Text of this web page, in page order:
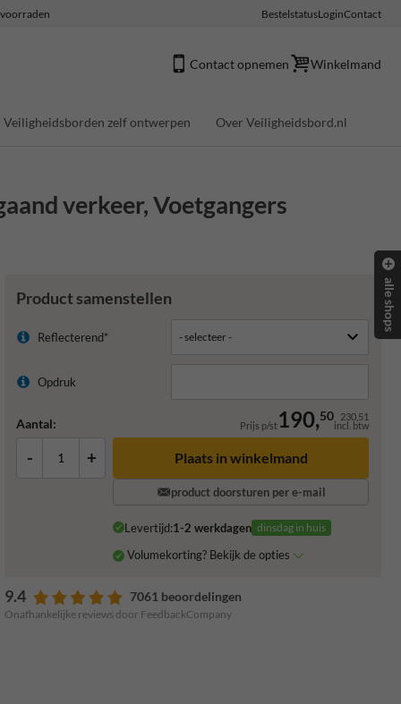
BestelstatusLoginContact
Contact opnemen Winkelmand
Veiligheidsborden zelf ontwerpen Over Veiligheidsbord.nl
verkeer, Voetgangers
Product samenstellen
Reflecterend*
Opdruk
Aantal: Prijs p/st190,50 230,51
incl. btw
- + Plaats in winkelmand
product doorsturen per e-mail
Levertijd:1-2 werkdagen dinsdag in huis
Volumekorting? Bekijk de opties
9.4 7061 beoordelingen
Onafhankelijke reviews door FeedbackCompany
alle shops